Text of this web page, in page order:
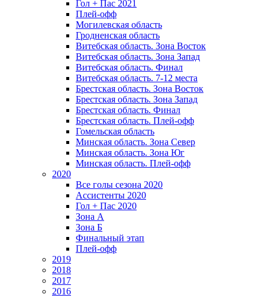
Гол + Пас 2021
Плей-офф
Могилевская область
Гродненская область
Витебская область. Зона Восток
Витебская область. Зона Запад
Витебская область. Финал
Витебская область. 7-12 места
Брестская область. Зона Восток
Брестская область. Зона Запад
Брестская область. Финал
Брестская область. Плей-офф
Гомельская область
Минская область. Зона Север
Минская область. Зона Юг
Минская область. Плей-офф
2020
Все голы сезона 2020
Ассистенты 2020
Гол + Пас 2020
Зона А
Зона Б
Финальный этап
Плей-офф
2019
2018
2017
2016